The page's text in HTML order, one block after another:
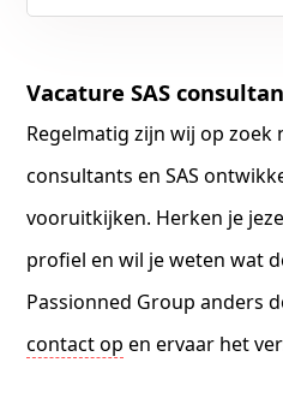
Vacature SAS
Regelmatig zijn wij op zoek
consultants en SAS
vooruitkijken. Herken je
profiel en wil je weten wat
Passionned Group anders
contact op en ervaar het